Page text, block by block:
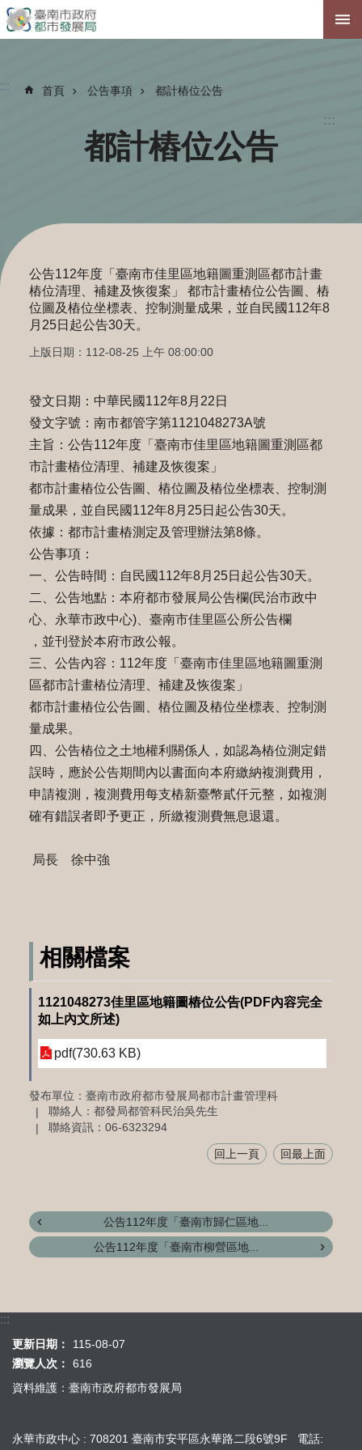
跳到主要內容區塊
:::
::: 首頁 公告事項 都計樁位公告
都計樁位公告
公告112年度「臺南市佳里區地籍圖重測區都市計畫
樁位清理、補建及恢復案」 都市計畫樁位公告圖、樁
位圖及樁位坐標表、控制測量成果，並自民國112年8
月25日起公告30天。
上版日期：112-08-25 上午 08:00:00
發文日期：中華民國112年8月22日
發文字號：南市都管字第1121048273A號
主旨：公告112年度「臺南市佳里區地籍圖重測區都
市計畫樁位清理、補建及恢復案」
都市計畫樁位公告圖、樁位圖及樁位坐標表、控制測
量成果，並自民國112年8月25日起公告30天。
依據：都市計畫樁測定及管理辦法第8條。
公告事項：
一、公告時間：自民國112年8月25日起公告30天。
二、公告地點：本府都市發展局公告欄(民治市政中
心、永華市政中心)、臺南市佳里區公所公告欄
，並刊登於本府市政公報。
三、公告內容：112年度「臺南市佳里區地籍圖重測
區都市計畫樁位清理、補建及恢復案」
都市計畫樁位公告圖、樁位圖及樁位坐標表、控制測
量成果。
四、公告樁位之土地權利關係人，如認為樁位測定錯
誤時，應於公告期間內以書面向本府繳納複測費用，
申請複測，複測費用每支樁新臺幣貳仟元整，如複測
確有錯誤者即予更正，所繳複測費無息退還。
局長 徐中強
相關檔案
1121048273佳里區地籍圖樁位公告(PDF內容完全
如上內文所述)
pdf(730.63 KB)
發布單位：臺南市政府都市發展局都市計畫管理科
聯絡人：都發局都管科民治吳先生
聯絡資訊：06-6323294
回上一頁 回最上面
公告112年度「臺南市歸仁區地...
公告112年度「臺南市柳營區地...
:::
更新日期：
115-08-07
瀏覽人次：
616
資料維護：臺南市政府都市發展局
永華市政中心 : 708201 臺南市安平區永華路二段6號9F 電話: